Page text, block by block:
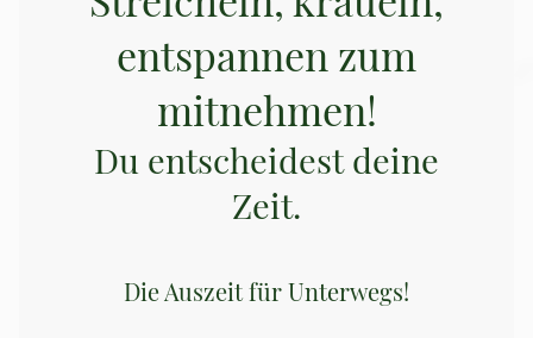
entspannen zum
mitnehmen!
Du entscheidest deine
Zeit.
Die Auszeit für Unterwegs!